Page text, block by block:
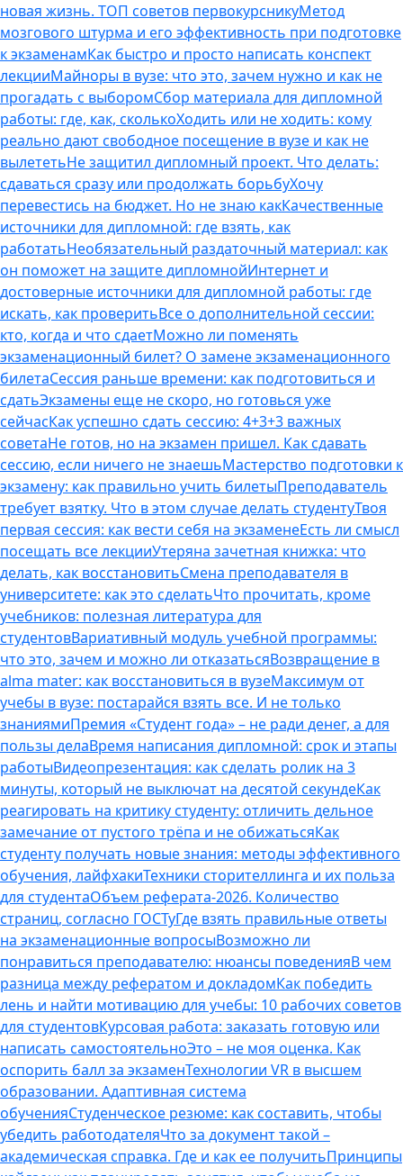
новая жизнь. ТОП советов первокурсникуМетод
мозгового штурма и его эффективность при подготовке
к экзаменамКак быстро и просто написать конспект
лекцииМайноры в вузе: что это, зачем нужно и как не
прогадать с выборомСбор материала для дипломной
работы: где, как, сколькоХодить или не ходить: кому
реально дают свободное посещение в вузе и как не
вылететьНе защитил дипломный проект. Что делать:
сдаваться сразу или продолжать борьбуХочу
перевестись на бюджет. Но не знаю какКачественные
источники для дипломной: где взять, как
работатьНеобязательный раздаточный материал: как
он поможет на защите дипломнойИнтернет и
достоверные источники для дипломной работы: где
искать, как проверитьВсе о дополнительной сессии:
кто, когда и что сдаетМожно ли поменять
экзаменационный билет? О замене экзаменационного
билетаСессия раньше времени: как подготовиться и
сдатьЭкзамены еще не скоро, но готовься уже
сейчасКак успешно сдать сессию: 4+3+3 важных
советаНе готов, но на экзамен пришел. Как сдавать
сессию, если ничего не знаешьМастерство подготовки к
экзамену: как правильно учить билетыПреподаватель
требует взятку. Что в этом случае делать студентуТвоя
первая сессия: как вести себя на экзаменеЕсть ли смысл
посещать все лекцииУтеряна зачетная книжка: что
делать, как восстановитьСмена преподавателя в
университете: как это сделатьЧто прочитать, кроме
учебников: полезная литература для
студентовВариативный модуль учебной программы:
что это, зачем и можно ли отказатьсяВозвращение в
alma mater: как восстановиться в вузеМаксимум от
учебы в вузе: постарайся взять все. И не только
знаниямиПремия «Студент года» – не ради денег, а для
пользы делаВремя написания дипломной: срок и этапы
работыВидеопрезентация: как сделать ролик на 3
минуты, который не выключат на десятой секундеКак
реагировать на критику студенту: отличить дельное
замечание от пустого трёпа и не обижатьсяКак
студенту получать новые знания: методы эффективного
обучения, лайфхакиТехники сторителлинга и их польза
для студентаОбъем реферата-2026. Количество
страниц, согласно ГОСТуГде взять правильные ответы
на экзаменационные вопросыВозможно ли
понравиться преподавателю: нюансы поведенияВ чем
разница между рефератом и докладомКак победить
лень и найти мотивацию для учебы: 10 рабочих советов
для студентовКурсовая работа: заказать готовую или
написать самостоятельноЭто – не моя оценка. Как
оспорить балл за экзаменТехнологии VR в высшем
образовании. Адаптивная система
обученияСтуденческое резюме: как составить, чтобы
убедить работодателяЧто за документ такой –
академическая справка. Где и как ее получитьПринципы